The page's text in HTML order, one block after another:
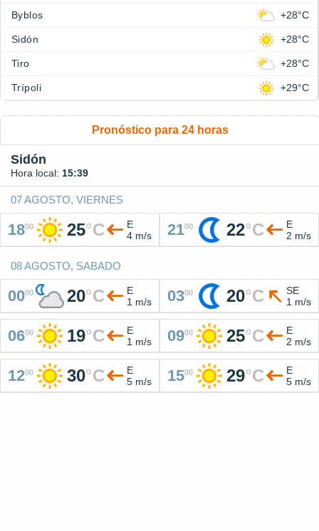
Byblos +28°C
Sidón +28°C
Tiro +28°C
Trípoli +29°C
Pronóstico para 24 horas
Sidón
Hora local: 15:39
07 AGOSTO, VIERNES
1800 25°C
E
4 m/s
2100 22°C
E
2 m/s
08 AGOSTO, SABADO
0000 20°C
E
1 m/s
0300 20°C
SE
1 m/s
0600 19°C
E
1 m/s
0900 25°C
E
2 m/s
1200 30°C
E
5 m/s
1500 29°C
E
5 m/s